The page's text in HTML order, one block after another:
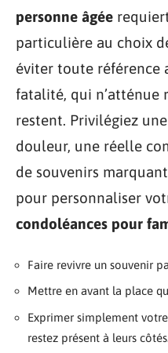
personne âgée
particulière au choix
éviter toute référence
fatalité, qui n’atténue
restent. Privilégiez
douleur, une réelle
de souvenirs
pour personnaliser
condoléances pour
Faire revivre un souvenir
Mettre en avant la place
Exprimer simplement
restez présent à leurs côtés.